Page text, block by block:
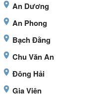
An Dương
An Phong
Bạch Đằng
Chu Văn An
Đông Hải
Gia Viên